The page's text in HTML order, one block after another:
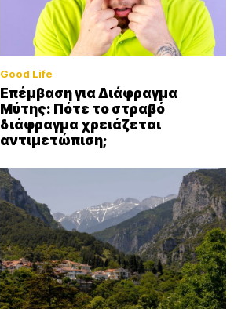
Good Life
Επέμβαση για Διάφραγμα
Μύτης: Πότε το στραβό
διάφραγμα χρειάζεται
αντιμετώπιση;